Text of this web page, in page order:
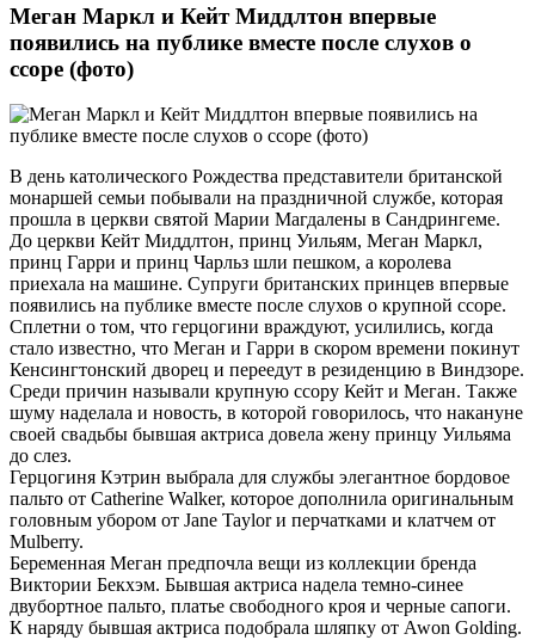
Меган Маркл и Кейт Миддлтон впервые
появились на публике вместе после слухов о
ссоре (фото)
В день католического Рождества представители британской
монаршей семьи побывали на праздничной службе, которая
прошла в церкви святой Марии Магдалены в Сандрингеме.
До церкви Кейт Миддлтон, принц Уильям, Меган Маркл,
принц Гарри и принц Чарльз шли пешком, а королева
приехала на машине. Супруги британских принцев впервые
появились на публике вместе после слухов о крупной ссоре.
Сплетни о том, что герцогини враждуют, усилились, когда
стало известно, что Меган и Гарри в скором времени покинут
Кенсингтонский дворец и переедут в резиденцию в Виндзоре.
Среди причин называли крупную ссору Кейт и Меган. Также
шуму наделала и новость, в которой говорилось, что накануне
своей свадьбы бывшая актриса довела жену принцу Уильяма
до слез.
Герцогиня Кэтрин выбрала для службы элегантное бордовое
пальто от Catherine Walker, которое дополнила оригинальным
головным убором от Jane Taylor и перчатками и клатчем от
Mulberry.
Беременная Меган предпочла вещи из коллекции бренда
Виктории Бекхэм. Бывшая актриса надела темно-синее
двубортное пальто, платье свободного кроя и черные сапоги.
К наряду бывшая актриса подобрала шляпку от Awon Golding.